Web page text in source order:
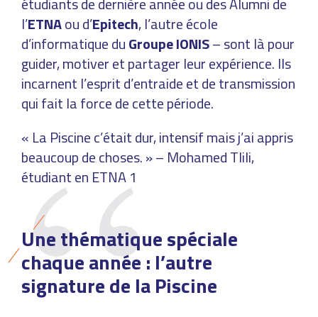
l’ETNAou d’Epitech, l’autre école
d’informatique duGroupe IONIS– sont là pour
guider, motiver et partager leur expérience. Ils
incarnent l’esprit d’entraide et de transmission
qui fait la force de cette période.
« La Piscine c’était dur, intensif mais j’ai appris
beaucoup de choses. » – Mohamed Tlili,
étudiant en ETNA 1
Une thématique spéciale
chaque année : l’autre
signature de la Piscine